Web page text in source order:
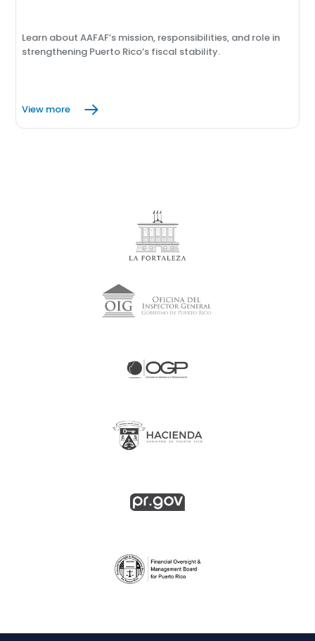
Learn about AAFAF’s mission, responsibilities, and role in
strengthening Puerto Rico’s fiscal stability.
View more